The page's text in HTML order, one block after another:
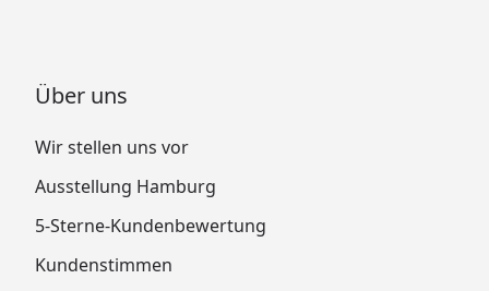
Über uns
Wir stellen uns vor
Ausstellung Hamburg
5-Sterne-Kundenbewertung
Kundenstimmen